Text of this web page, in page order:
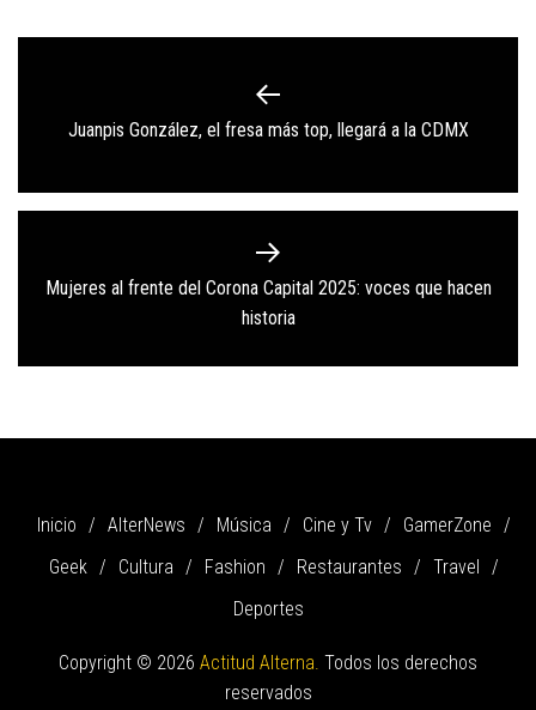
entradas
Previous
Juanpis González, el fresa más top, llegará a la CDMX
Next
post:
Mujeres al frente del Corona Capital 2025: voces que hacen
historia
Inicio AlterNews Música Cine y Tv
GamerZone
Geek
Cultura Fashion Restaurantes
Travel
Deportes
Copyright © 2026 Actitud Alterna. Todos los derechos
reservados